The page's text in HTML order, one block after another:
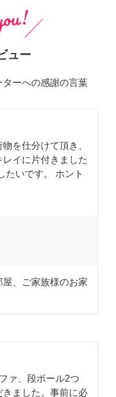
ュー
ーへの感謝の言葉
を仕分けて頂き、
イに片付きました
たいです。 ホント
、ご家族様のお家
ァ、段ボール2つ
ました。事前に必